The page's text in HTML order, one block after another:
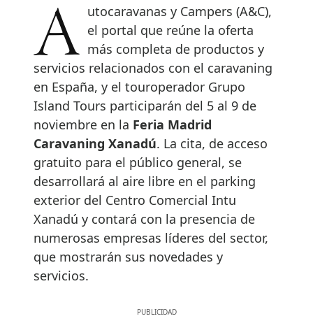
Autocaravanas y Campers (A&C), el portal que reúne la oferta
más completa de productos y
servicios relacionados con el caravaning
en España, y el touroperador Grupo
Island Tours participarán del 5 al 9 de
noviembre en la Feria Madrid
Caravaning Xanadú. La cita, de acceso
gratuito para el público general, se
desarrollará al aire libre en el parking
exterior del Centro Comercial Intu
Xanadú y contará con la presencia de
numerosas empresas líderes del sector,
que mostrarán sus novedades y
servicios.